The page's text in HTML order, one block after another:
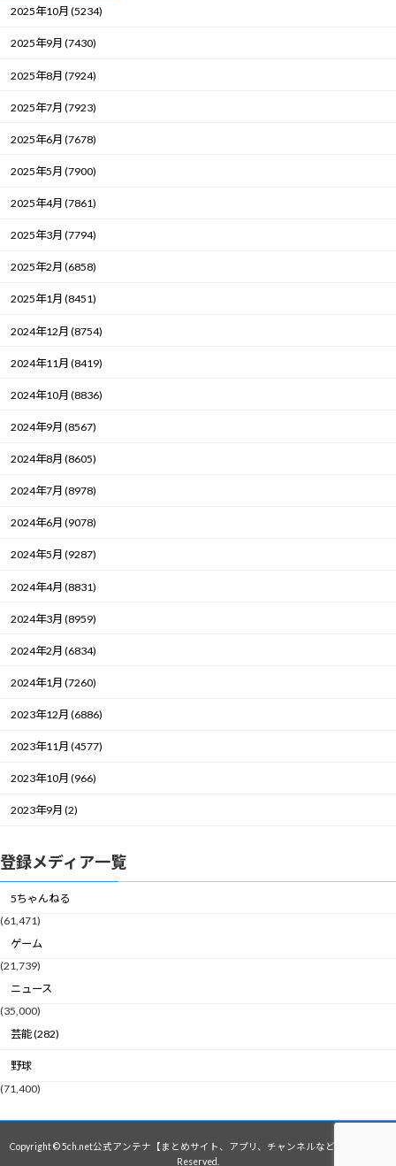
2025年10月 (5234)
2025年9月 (7430)
2025年8月 (7924)
2025年7月 (7923)
2025年6月 (7678)
2025年5月 (7900)
2025年4月 (7861)
2025年3月 (7794)
2025年2月 (6858)
2025年1月 (8451)
2024年12月 (8754)
2024年11月 (8419)
2024年10月 (8836)
2024年9月 (8567)
2024年8月 (8605)
2024年7月 (8978)
2024年6月 (9078)
2024年5月 (9287)
2024年4月 (8831)
2024年3月 (8959)
2024年2月 (6834)
2024年1月 (7260)
2023年12月 (6886)
2023年11月 (4577)
2023年10月 (966)
2023年9月 (2)
登録メディア一覧
5ちゃんねる
(61,471)
ゲーム
(21,739)
ニュース
(35,000)
芸能 (282)
野球
(71,400)
Copyright © 5ch.net公式アンテナ【まとめサイト、アプリ、チャンネルなど】 All Rights
Reserved.